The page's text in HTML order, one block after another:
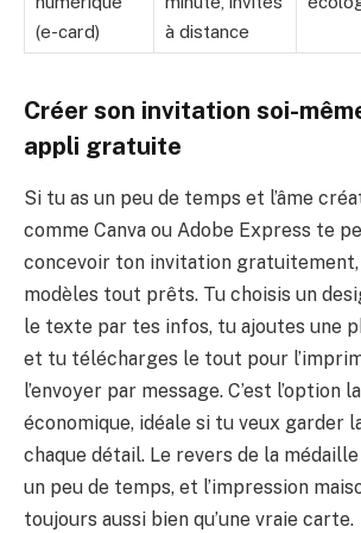
(e-card)
à distance
Créer son invitation soi-
appli gratuite
Si tu as un peu de temps et l’âme
comme Canva ou Adobe Express te
concevoir ton invitation
modèles tout prêts. Tu choisis un
le texte par tes infos, tu ajoutes une
et tu télécharges le tout pour
l’envoyer par message. C’est l’option
économique, idéale si tu veux garder
chaque détail. Le revers de la
un peu de temps, et l’impression
toujours aussi bien qu’une vraie carte.